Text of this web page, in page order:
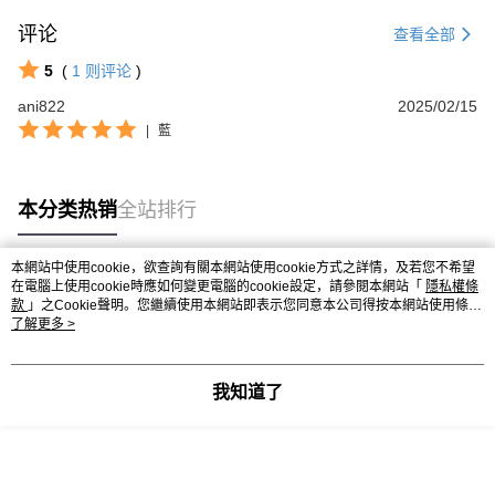
评论 查看全部
5 ( 1 则评论 )
ani822
2025/02/15
藍
本分类热销全站排行
热门标签
本網站中使用cookie，欲查詢有關本網站使用cookie方式之詳情，及若您不希望
在電腦上使用cookie時應如何變更電腦的cookie設定，請參閱本網站「 隱私權條
款 」之Cookie聲明。您繼續使用本網站即表示您同意本公司得按本網站使用條款
之Cookie聲明使用cookie。
了解更多 >
我知道了